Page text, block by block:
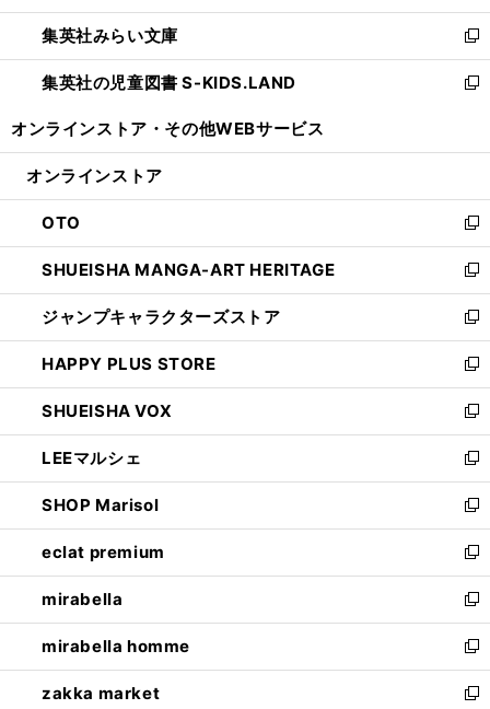
開
く
ウ
で
開
く
ン
ド
ウ
で
ウ
ィ
ン
ド
開
集英社みらい文庫
新
し
い
ン
ウ
で
開
く
集英社の児童図書 S-KIDS.LAND
新
ウ
ン
ド
ウ
で
開
く
オンラインストア・ その他WEBサービス
オンラインストア
OTO
新
し
い
ウ
ィ
ン
ド
ウ
で
開
く
SHUEISHA MANGA-ART HERITAGE
新
し
い
ウ
ィ
ン
ド
ウ
で
開
く
ジャンプキャラクターズストア
新
し
い
ウ
ィ
ン
ド
ウ
で
開
く
HAPPY PLUS STORE
新
し
い
ウ
ィ
ン
ド
ウ
で
開
く
SHUEISHA VOX
新
し
い
ウ
ィ
ン
ド
ウ
で
開
く
LEEマルシェ
新
し
い
ウ
ィ
ン
ド
ウ
で
開
く
SHOP Marisol
新
し
い
ウ
ィ
ン
ド
ウ
で
eclat premium
新
し
い
ウ
ィ
ン
ド
mirabella
新
し
い
ウ
ィ
mirabella homme
新
し
い
zakka market 新